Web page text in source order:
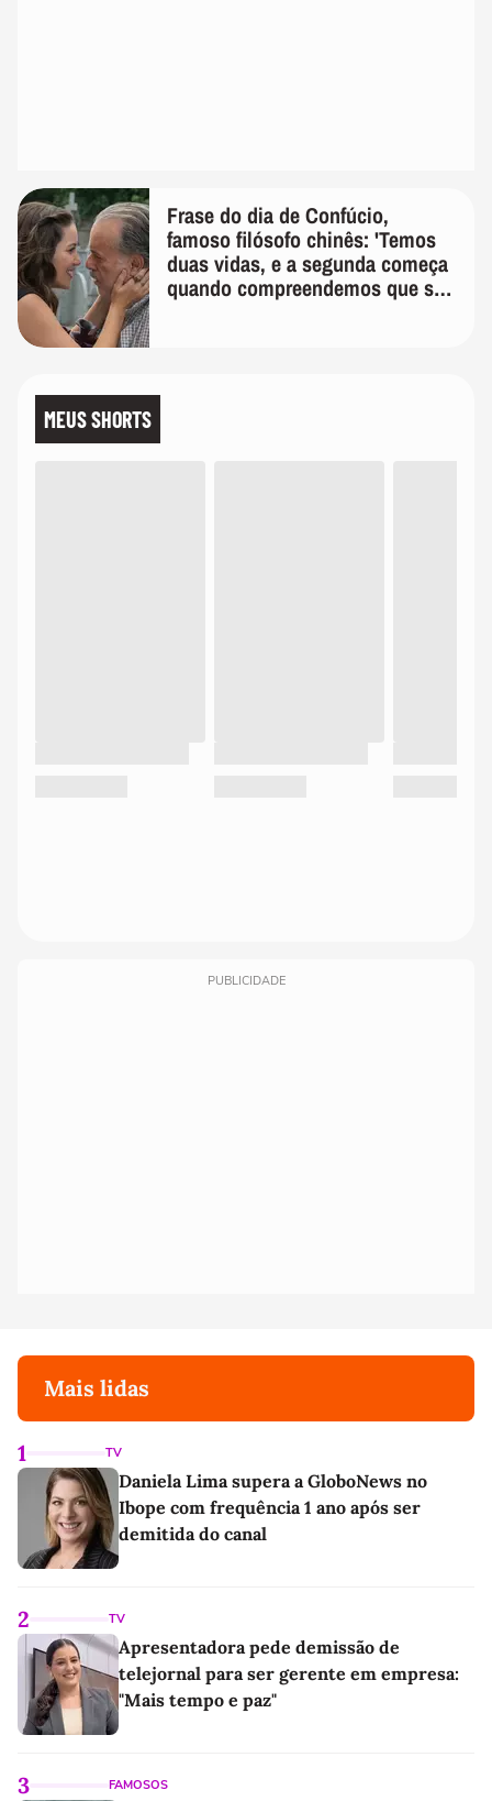
Frase do dia de Confúcio,
famoso filósofo chinês: 'Temos
duas vidas, e a segunda começa
quando compreendemos que só
MEUS SHORTS
PUBLICIDADE
Mais lidas
1 TV
Daniela Lima supera a GloboNews no
Ibope com frequência 1 ano após ser
demitida do canal
2 TV
Apresentadora pede demissão de
telejornal para ser gerente em empresa:
"Mais tempo e paz"
3 FAMOSOS